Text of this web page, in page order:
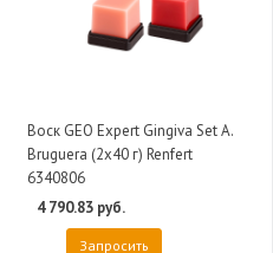
Воск GEO Expert Gingiva Set А.
Bruguera (2х40 г) Renfert
6340806
4 790.83 руб.
Запросить